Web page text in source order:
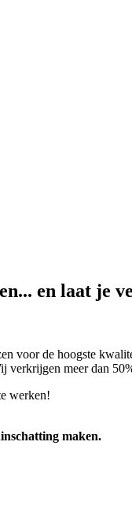
en laat je
voor de hoogste
verkrijgen meer dan
werken!
maken.